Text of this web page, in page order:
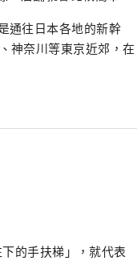
通往日本各地的新幹
、神奈川等東京近郊，在
的手扶梯」，就代表